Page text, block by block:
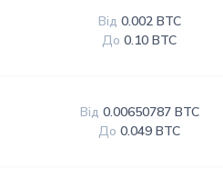
Від 0.002 BTC
До 0.10 BTC
Від 0.00650787 BTC
До 0.049 BTC